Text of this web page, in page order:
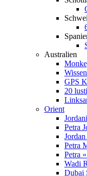
Australien
GPS
20
Orient
Petra
Petra
Petra
Wadi
Dubai